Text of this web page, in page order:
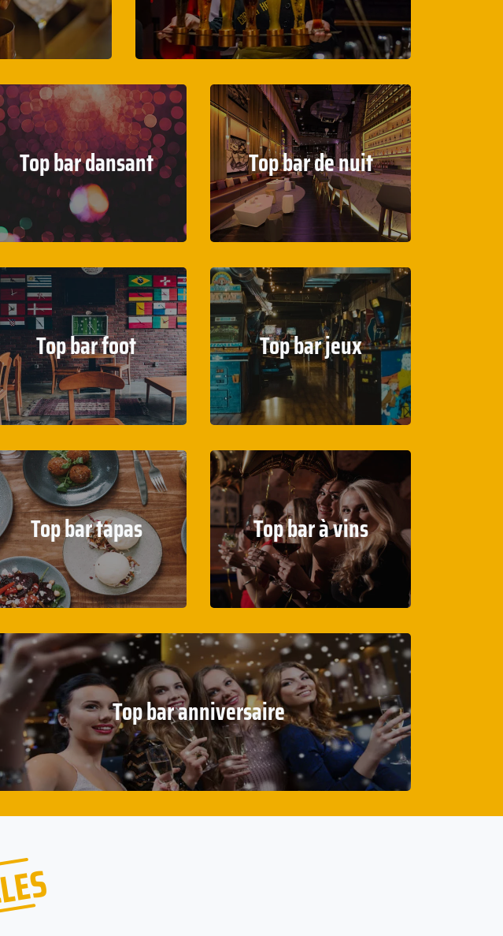
Top bar dansant Top bar de nuit
Top bar foot Top bar jeux
Top bar tapas Top bar à vins
Top bar anniversaire